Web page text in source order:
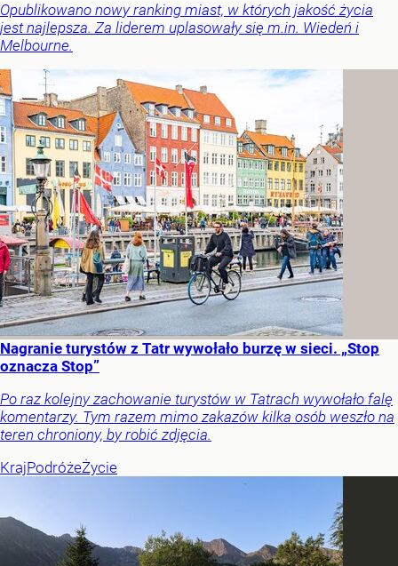
Opublikowano nowy ranking miast, w których jakość życia
jest najlepsza. Za liderem uplasowały się m.in. Wiedeń i
Melbourne.
Nagranie turystów z Tatr wywołało burzę w sieci. „Stop
oznacza Stop”
Po raz kolejny zachowanie turystów w Tatrach wywołało falę
komentarzy. Tym razem mimo zakazów kilka osób weszło na
teren chroniony, by robić zdjęcia.
KrajPodróżeŻycie